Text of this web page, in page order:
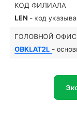
КОД ФИЛИАЛА
LEN - код
ГОЛОВНОЙ ОФИС
OBKLAT2L -